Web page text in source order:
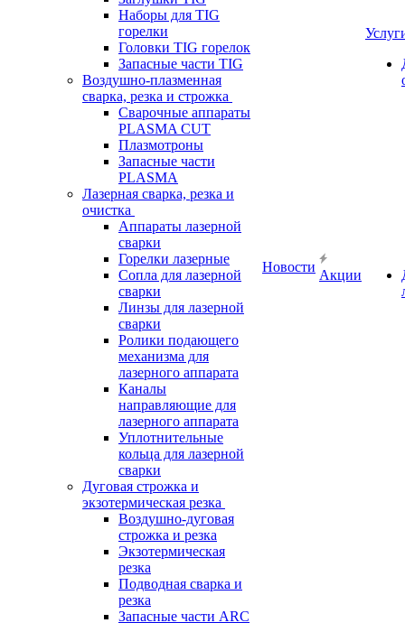
Наборы для TIG
горелки
Головки TIG горелок
Запасные части TIG
Воздушно-плазменная
сварка, резка и строжка
Сварочные аппараты
PLASMA CUT
Плазмотроны
Запасные части
PLASMA
Лазерная сварка, резка и
очистка
Аппараты лазерной
сварки
Горелки лазерные
Сопла для лазерной
сварки
Линзы для лазерной
сварки
Ролики подающего
механизма для
лазерного аппарата
Каналы
направляющие для
лазерного аппарата
Уплотнительные
кольца для лазерной
сварки
Дуговая строжка и
экзотермическая резка
Воздушно-дуговая
строжка и резка
Экзотермическая
резка
Подводная сварка и
резка
Запасные части ARC
Новости
Акции